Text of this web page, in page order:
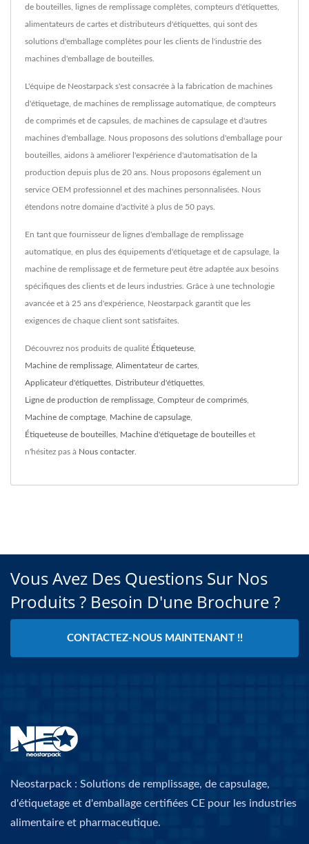
de bouteilles, lignes de remplissage complètes, compteurs d'étiquettes,
alimentateurs de cartes et distributeurs d'étiquettes, qui sont des
solutions d'emballage complètes pour les clients de l'industrie des
machines d'emballage de bouteilles.
L'équipe de Neostarpack s'est consacrée à la fabrication de machines
d'étiquetage, de machines de remplissage automatique, de compteurs
de comprimés et de capsules, de machines de capsulage et d'autres
machines d'emballage. Nous proposons des solutions d'emballage pour
bouteilles, aidons à améliorer l'expérience d'automatisation de la
production depuis plus de 20 ans. Nous proposons également un
service OEM professionnel et des machines personnalisées. Nous
étendons notre domaine d'activité à plus de 50 pays.
En tant que fournisseur de lignes d'emballage de remplissage
automatique, en plus des équipements d'étiquetage et de capsulage, la
machine de remplissage et de fermeture peut être adaptée aux besoins
spécifiques des clients et de leurs industries. Grâce à une technologie
avancée et à 25 ans d'expérience, Neostarpack garantit que les
exigences de chaque client sont satisfaites.
Découvrez nos produits de qualité Étiqueteuse
Machine de remplissage Alimentateur de cartes
Applicateur d'étiquettes Distributeur d'étiquettes
Ligne de production de remplissage Compteur de comprimés
Machine de comptage Machine de capsulage
Étiqueteuse de bouteilles Machine d'étiquetage de bouteilles et
n'hésitez pas à Nous contacter.
Vous Avez Des Questions Sur Nos
Produits ? Besoin D'une Brochure ?
CONTACTEZ-NOUS MAINTENANT !!
Neostarpack : Solutions de remplissage, de capsulage,
d'étiquetage et d'emballage certifiées CE pour les industries
alimentaire et pharmaceutique.